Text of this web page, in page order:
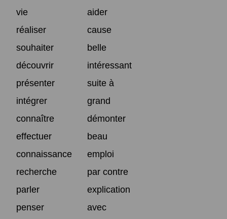
vie
aider
réaliser
cause
souhaiter
belle
découvrir
intéressant
présenter
suite à
intégrer
grand
connaître
démonter
effectuer
beau
connaissance
emploi
recherche
par contre
parler
explication
penser
avec